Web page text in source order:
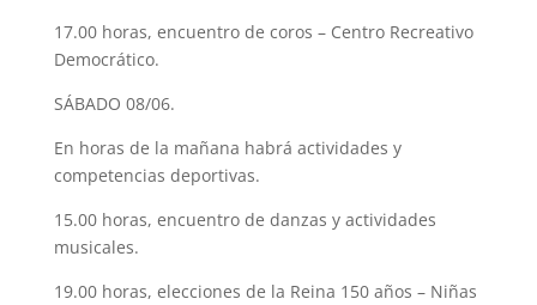
17.00 horas, encuentro de coros – Centro Recreativo
Democrático.
SÁBADO 08/06.
En horas de la mañana habrá actividades y
competencias deportivas.
15.00 horas, encuentro de danzas y actividades
musicales.
19.00 horas, elecciones de la Reina 150 años – Niñas